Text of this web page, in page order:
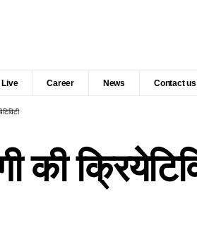
Live Career News Contact us
की